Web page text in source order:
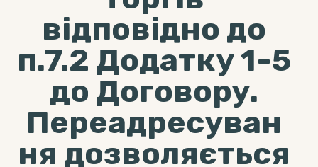
відповідно до
п.7.2 Додатку 1-5
до Договору.
Переадресуван
ня дозволяється